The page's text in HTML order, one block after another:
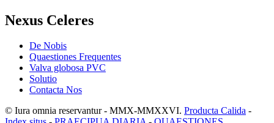
Nexus Celeres
De Nobis
Quaestiones Frequentes
Valva globosa PVC
Solutio
Contacta Nos
© Iura omnia reservantur - MMX-MMXXVI. Producta Calida -